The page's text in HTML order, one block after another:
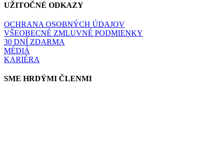
UŽITOČNÉ ODKAZY
OCHRANA OSOBNÝCH ÚDAJOV
VŠEOBECNÉ ZMLUVNÉ PODMIENKY
30 DNÍ ZDARMA
MÉDIÁ
KARIÉRA
SME HRDÝMI ČLENMI